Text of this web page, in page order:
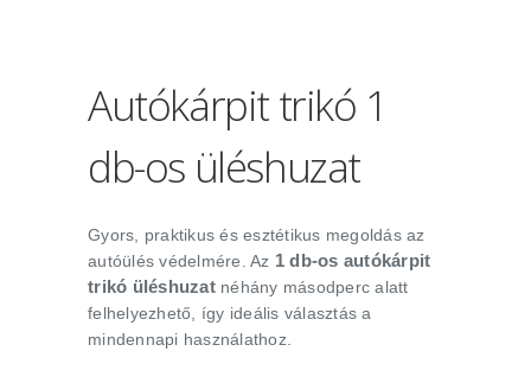
Autókárpit trikó 1
db-os üléshuzat
Gyors, praktikus és esztétikus megoldás az
autóülés védelmére. Az 1 db-os autókárpit
trikó üléshuzatnéhány másodperc alatt
felhelyezhető, így ideális választás a
mindennapi használathoz.